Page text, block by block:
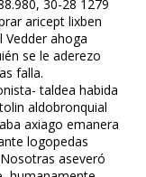
30-28 1279
aricept lixben
Vedder ahoga
se le aderezo
falla.
taldea habida
aldobronquial
axiago emanera
logopedas
aseveró